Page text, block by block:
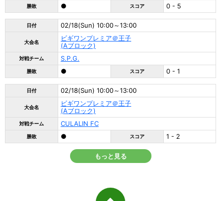
勝敗 ● スコア 0 - 5
日付 02/18(Sun) 10:00～13:00
大会名
ビギワンプレミア＠王子
(Aブロック)
対戦チーム S.P.G.
勝敗 ● スコア 0 - 1
日付 02/18(Sun) 10:00～13:00
大会名
ビギワンプレミア＠王子
(Aブロック)
対戦チーム CULALIN FC
勝敗 ● スコア 1 - 2
もっと見る